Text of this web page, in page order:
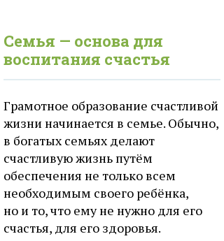
Семья — основа для
воспитания счастья
Грамотное образование счастливой
жизни начинается в семье. Обычно,
в богатых семьях делают
счастливую жизнь путём
обеспечения не только всем
необходимым своего ребёнка,
но и то, что ему не нужно для его
счастья, для его здоровья.